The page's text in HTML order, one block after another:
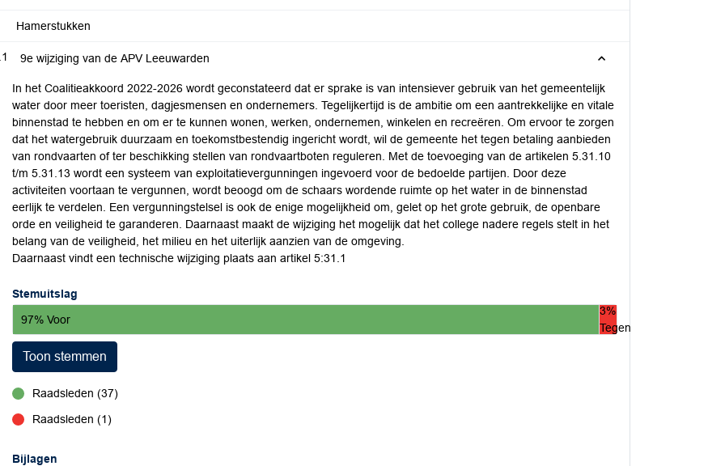
Hamerstukken
9e wijziging van de APV Leeuwarden
In het Coalitieakkoord 2022-2026 wordt geconstateerd dat er sprake is van intensiever gebruik van het gemeentelijk
water door meer toeristen, dagjesmensen en ondernemers. Tegelijkertijd is de ambitie om een aantrekkelijke en vitale
binnenstad te hebben en om er te kunnen wonen, werken, ondernemen, winkelen en recreëren. Om ervoor te zorgen
dat het watergebruik duurzaam en toekomstbestendig ingericht wordt, wil de gemeente het tegen betaling aanbieden
van rondvaarten of ter beschikking stellen van rondvaartboten reguleren. Met de toevoeging van de artikelen 5.31.10
t/m 5.31.13 wordt een systeem van exploitatievergunningen ingevoerd voor de bedoelde partijen. Door deze
activiteiten voortaan te vergunnen, wordt beoogd om de schaars wordende ruimte op het water in de binnenstad
eerlijk te verdelen. Een vergunningstelsel is ook de enige mogelijkheid om, gelet op het grote gebruik, de openbare
orde en veiligheid te garanderen. Daarnaast maakt de wijziging het mogelijk dat het college nadere regels stelt in het
belang van de veiligheid, het milieu en het uiterlijk aanzien van de omgeving.
Daarnaast vindt een technische wijziging plaats aan artikel 5:31.1
Stemuitslag
97% Voor
3%
Tegen
Toon stemmen
Raadsleden (37)
Raadsleden (1)
Bijlagen